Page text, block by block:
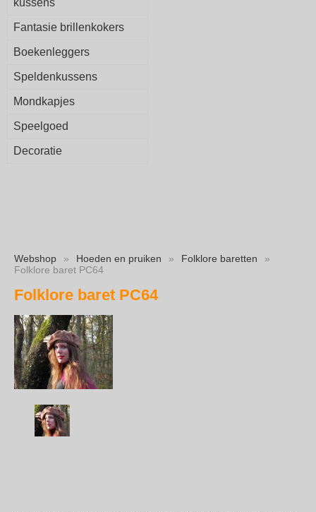
kussens
Fantasie brillenkokers
Boekenleggers
Speldenkussens
Mondkapjes
Speelgoed
Decoratie
Webshop » Hoeden en pruiken » Folklore baretten
»
Folklore baret PC64
Folklore baret PC64